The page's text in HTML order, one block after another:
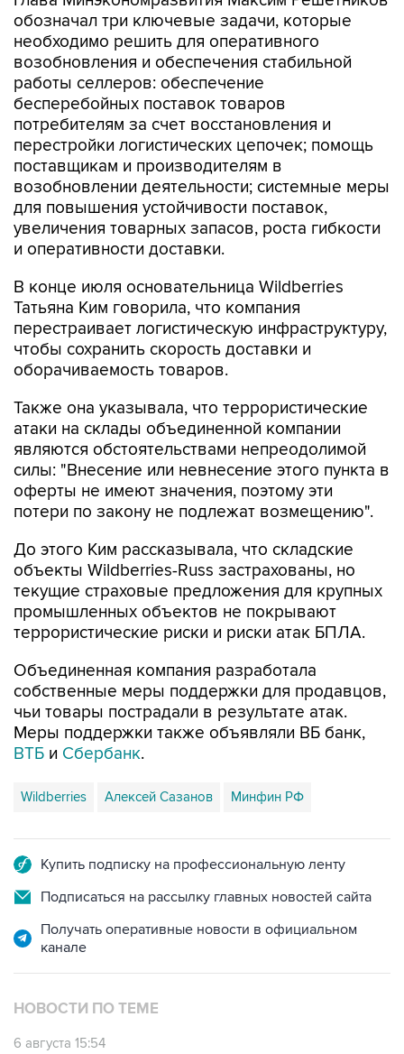
обозначал три ключевые задачи, которые
необходимо решить для оперативного
возобновления и обеспечения стабильной
работы селлеров: обеспечение
бесперебойных поставок товаров
потребителям за счет восстановления и
перестройки логистических цепочек; помощь
поставщикам и производителям в
возобновлении деятельности; системные меры
для повышения устойчивости поставок,
увеличения товарных запасов, роста гибкости
и оперативности доставки.
В конце июля основательница Wildberries
Татьяна Ким говорила, что компания
перестраивает логистическую инфраструктуру,
чтобы сохранить скорость доставки и
оборачиваемость товаров.
Также она указывала, что террористические
атаки на склады объединенной компании
являются обстоятельствами непреодолимой
силы: "Внесение или невнесение этого пункта в
оферты не имеют значения, поэтому эти
потери по закону не подлежат возмещению".
До этого Ким рассказывала, что складские
объекты Wildberries-Russ застрахованы, но
текущие страховые предложения для крупных
промышленных объектов не покрывают
террористические риски и риски атак БПЛА.
Объединенная компания разработала
собственные меры поддержки для продавцов,
чьи товары пострадали в результате атак.
Меры поддержки также объявляли ВБ банк,
ВТБ и Сбербанк.
Wildberries Алексей Сазанов Минфин РФ
Купить подписку на профессиональную ленту
Подписаться на рассылку главных новостей сайта
Получать оперативные новости в официальном
канале
НОВОСТИ ПО ТЕМЕ
6 августа 15:54